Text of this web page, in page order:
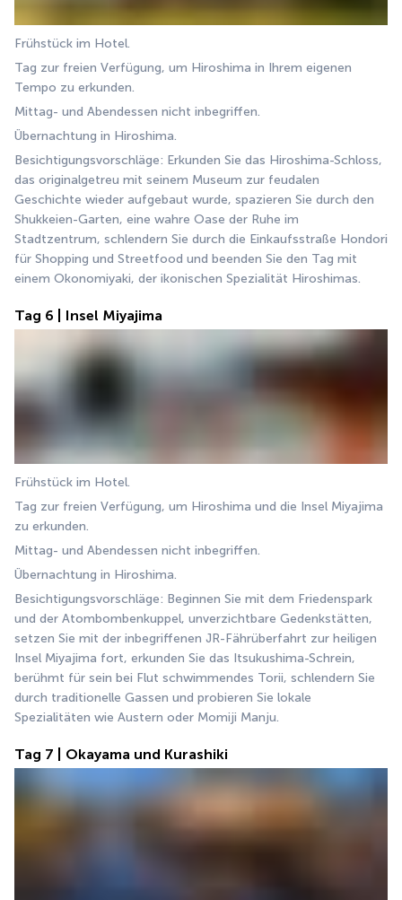
Frühstück im Hotel.
Tag zur freien Verfügung, um Hiroshima in Ihrem eigenen
Tempo zu erkunden.
Mittag- und Abendessen nicht inbegriffen.
Übernachtung in Hiroshima.
Besichtigungsvorschläge: Erkunden Sie das Hiroshima-Schloss,
das originalgetreu mit seinem Museum zur feudalen
Geschichte wieder aufgebaut wurde, spazieren Sie durch den
Shukkeien-Garten, eine wahre Oase der Ruhe im
Stadtzentrum, schlendern Sie durch die Einkaufsstraße Hondori
für Shopping und Streetfood und beenden Sie den Tag mit
einem Okonomiyaki, der ikonischen Spezialität Hiroshimas.
Tag 6 | Insel Miyajima
Frühstück im Hotel.
Tag zur freien Verfügung, um Hiroshima und die Insel Miyajima
zu erkunden.
Mittag- und Abendessen nicht inbegriffen.
Übernachtung in Hiroshima.
Besichtigungsvorschläge: Beginnen Sie mit dem Friedenspark
und der Atombombenkuppel, unverzichtbare Gedenkstätten,
setzen Sie mit der inbegriffenen JR-Fährüberfahrt zur heiligen
Insel Miyajima fort, erkunden Sie das Itsukushima-Schrein,
berühmt für sein bei Flut schwimmendes Torii, schlendern Sie
durch traditionelle Gassen und probieren Sie lokale
Spezialitäten wie Austern oder Momiji Manju.
Tag 7 | Okayama und Kurashiki